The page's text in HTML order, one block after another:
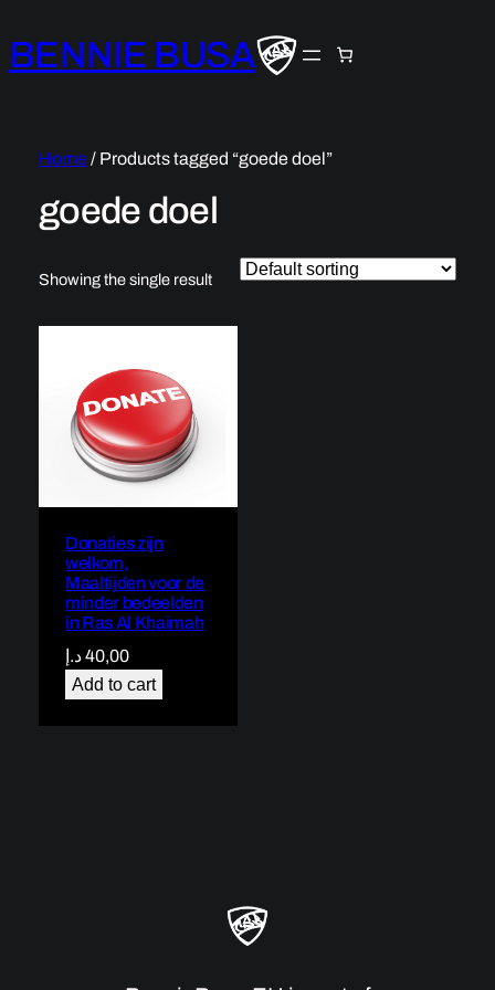
BENNIE BUSA
Home/ Products tagged “goede doel”
goede doel
Showing the single result
Donaties zijn
welkom,
Maaltijden voor de
minder bedeelden
in Ras Al Khaimah
40,00د.إ
Add to cart